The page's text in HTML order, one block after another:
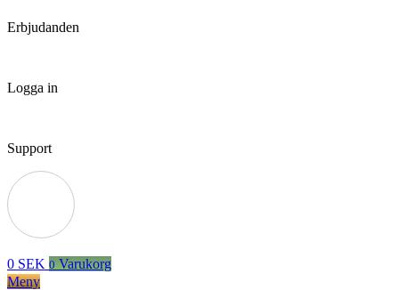
Erbjudanden
Logga in
Support
0 SEK 0 Varukorg
Meny